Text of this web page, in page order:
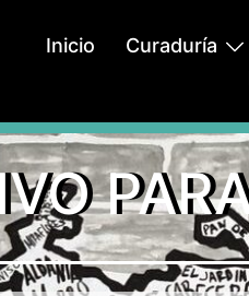
Inicio Curaduría